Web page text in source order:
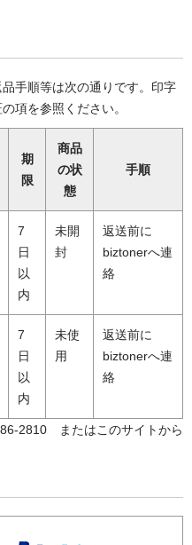
手順等は次の通りです。印字
項を参照ください。
期
限
商品
の状
態
手順
7
日
以
内
未開
封
返送前に
biztonerへ連
絡
7
日
以
内
未使
用
返送前に
biztonerへ連
絡
2810 またはこのサイトから